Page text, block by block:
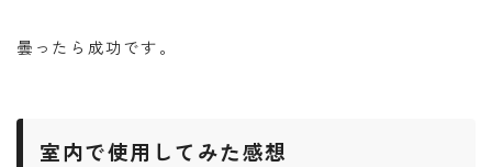
曇ったら成功です。
室内で使用してみた感想